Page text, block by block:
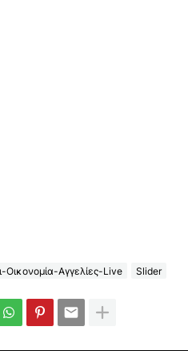
Αγγελίες-Live Slider